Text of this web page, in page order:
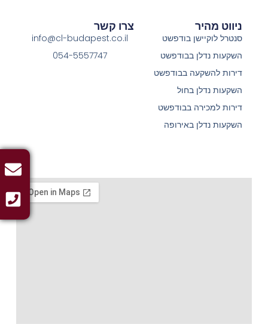
ניווט מהיר
סנטרל לוקיישן בודפשט
השקעות נדלן בבודפשט
דירות להשקעה בבודפשט
השקעות נדלן בחול
דירות למכירה בבודפשט
השקעות נדלן באירופה
צרו קשר
info@cl-budapest.co.il
054-5557747